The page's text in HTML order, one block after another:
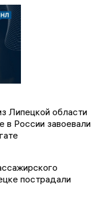
Липецкой области
в России завоевали
пострадали